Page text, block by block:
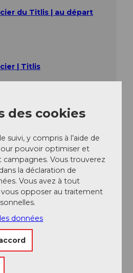
du Titlis | au départ
| Titlis
Regarder sur la carte
des cookies
suivi, y compris à l’aide de
pouvoir optimiser et
campagnes. Vous trouverez
la déclaration de
Vous avez à tout
opposer au traitement
données